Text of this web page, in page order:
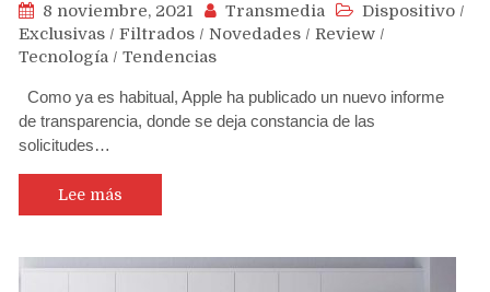
8 noviembre, 2021 Transmedia Dispositivo /
Exclusivas / Filtrados / Novedades / Review /
Tecnología / Tendencias
Como ya es habitual, Apple ha publicado un nuevo informe
de transparencia, donde se deja constancia de las
solicitudes…
Lee más